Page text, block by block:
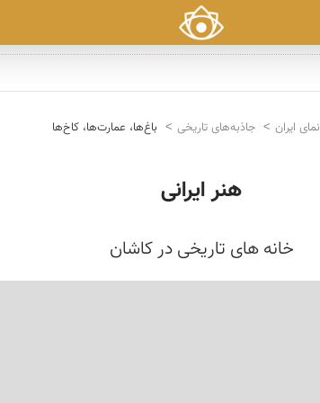
نمای ایران جاذبه‌های تاریخی باغ‌ها، عمارت‌ها، کاخ‌ها
هنر ایرانی
خانه های تاریخی در كاشان